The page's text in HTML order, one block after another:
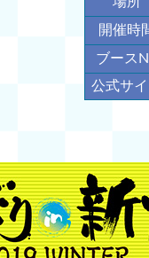
開催時
ブース
公式サ